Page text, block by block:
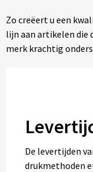
Zo creëert u een
lijn aan artikelen die
merk krachtig
De levertijden
drukmethoden